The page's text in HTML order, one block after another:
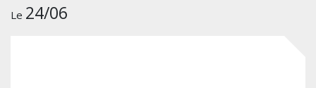
Le 24/06